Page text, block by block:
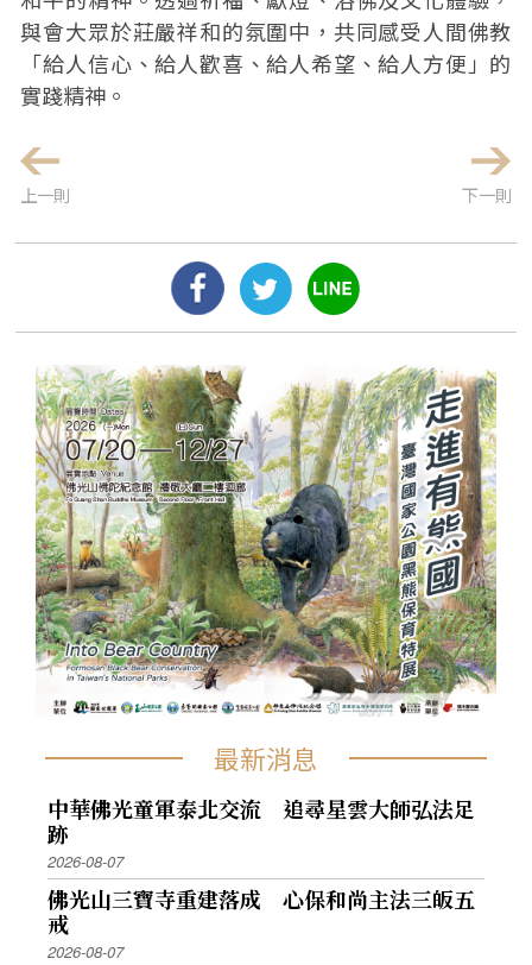
與會大眾於莊嚴祥和的氛圍中，共同感受人間佛教
「給人信心、給人歡喜、給人希望、給人方便」的
實踐精神。
上一則 下一則
最新消息
中華佛光童軍泰北交流 追尋星雲大師弘法足
跡
2026-08-07
佛光山三寶寺重建落成 心保和尚主法三皈五
戒
2026-08-07